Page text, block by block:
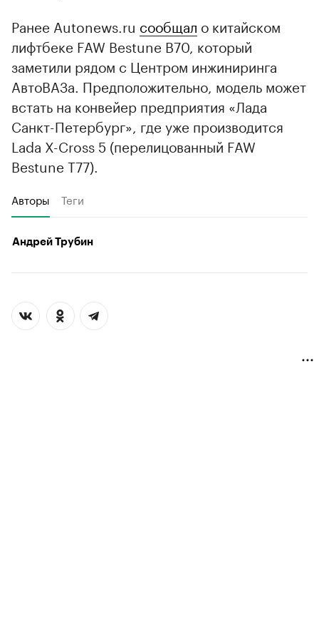
Ранее Autonews.ru сообщал о китайском
лифтбеке FAW Bestune B70, который
заметили рядом с Центром инжиниринга
АвтоВАЗа. Предположительно, модель может
встать на конвейер предприятия «Лада
Санкт-Петербург», где уже производится
Lada X-Cross 5 (перелицованный FAW
Bestune T77).
Авторы Теги
Андрей Трубин